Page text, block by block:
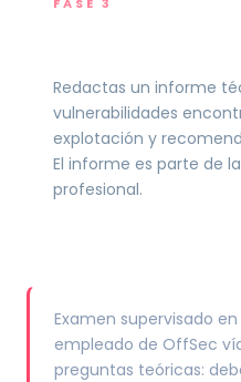
Redactas un informe
vulnerabilidades
explotación y
El informe es parte de
profesional.
Examen supervisado
empleado de OffSec
preguntas teóricas: